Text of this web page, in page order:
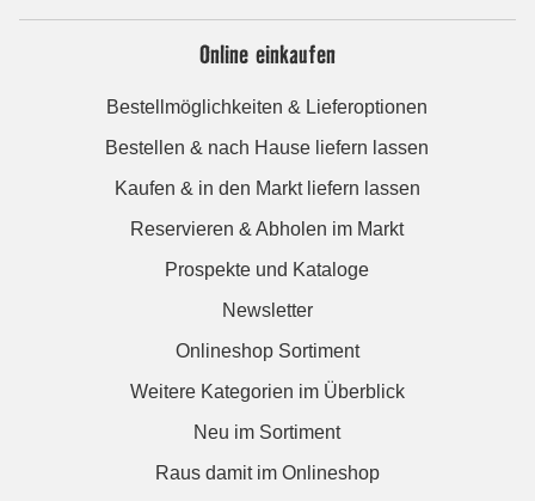
Online einkaufen
Bestellmöglichkeiten & Lieferoptionen
Bestellen & nach Hause liefern lassen
Kaufen & in den Markt liefern lassen
Reservieren & Abholen im Markt
Prospekte und Kataloge
Newsletter
Onlineshop Sortiment
Weitere Kategorien im Überblick
Neu im Sortiment
Raus damit im Onlineshop